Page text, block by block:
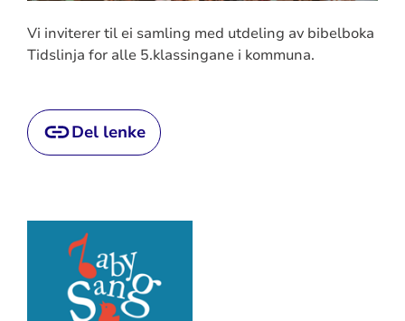
Vi inviterer til ei samling med utdeling av bibelboka
Tidslinja for alle 5.klassingane i kommuna.
Del lenke
Artikkelsnarveger